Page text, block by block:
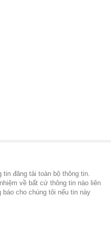
đăng tải toàn bộ thông tin.
về bất cứ thông tin nào liên
báo cho chúng tôi nếu tin này